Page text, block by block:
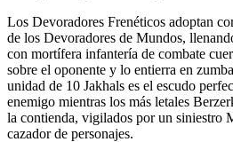
Los Devoradores Frenéticos adoptan
de los Devoradores de Mundos,
con mortífera infantería de combate
sobre el oponente y lo entierra en
unidad de 10 Jakhals es el escudo
enemigo mientras los más letales
la contienda, vigilados por un siniestro
cazador de personajes.